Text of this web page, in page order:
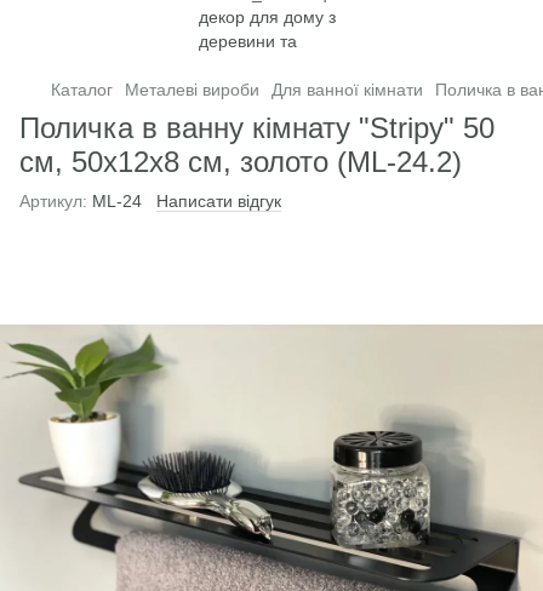
Каталог Металеві вироби Для ванної кімнати Поличка в
Поличка в ванну кімнату "Stripy" 50
см, 50х12х8 см, золото (ML-24.2)
Артикул: ML-24 Написати відгук